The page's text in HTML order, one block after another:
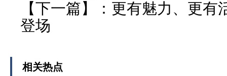
【下一篇】： 更有魅力、更有
登场
相关热点